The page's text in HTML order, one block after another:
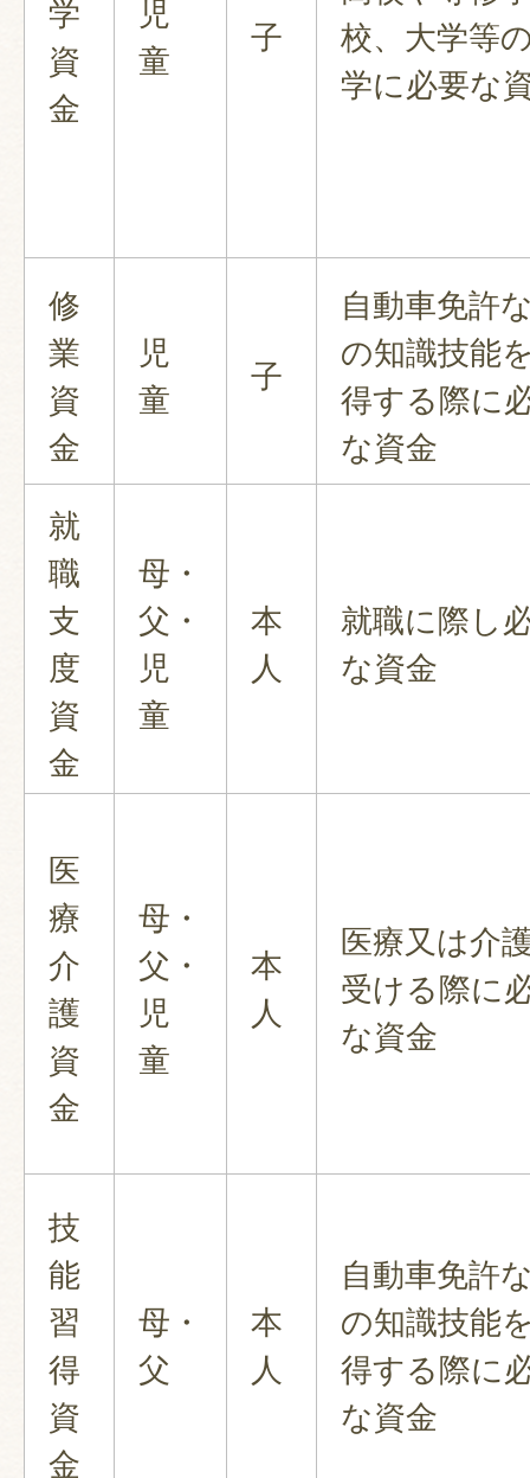
学
資
金
児
童
子
校、大学等
学に必要な
修
業
資
金
児
童
子
自動車免許
の知識技能
得する際に
な資金
就
職
支
度
資
金
母・
父・
児
童
本
人
就職に際し
な資金
医
療
介
護
資
金
母・
父・
児
童
本
人
医療又は介
受ける際に
な資金
技
能
習
得
資
金
母・
父
本
人
自動車免許
の知識技能
得する際に
な資金